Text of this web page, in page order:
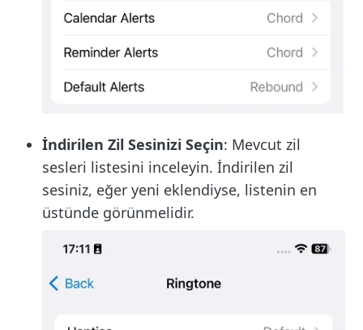
İndirilen Zil Sesinizi Seçin: Mevcut zil
sesleri listesini inceleyin. İndirilen zil
sesiniz, eğer yeni eklendiyse, listenin en
üstünde görünmelidir.